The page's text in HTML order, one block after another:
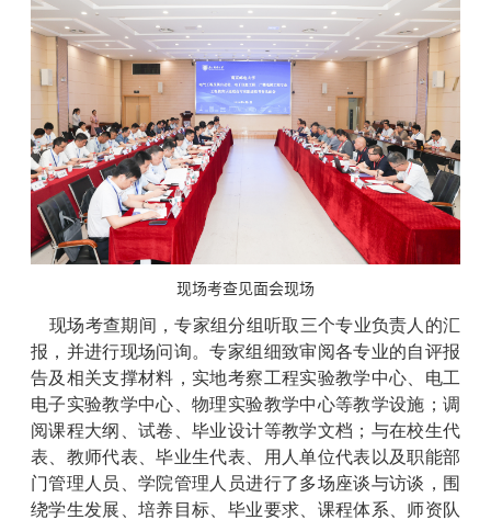
现场考查见面会现场
现场考查期间，专家组分组听取三个专业负责人的汇
报，并进行现场问询。专家组细致审阅各专业的自评报
告及相关支撑材料，实地考察工程实验教学中心、电工
电子实验教学中心、物理实验教学中心等教学设施；调
阅课程大纲、试卷、毕业设计等教学文档；与在校生代
表、教师代表、毕业生代表、用人单位代表以及职能部
门管理人员、学院管理人员进行了多场座谈与访谈，围
绕学生发展、培养目标、毕业要求、课程体系、师资队